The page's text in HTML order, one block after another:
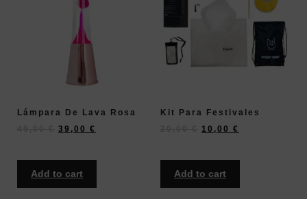
Lámpara De Lava Rosa
39,00 €
Add to cart
Kit Para Festivales
10,00 €
Add to cart